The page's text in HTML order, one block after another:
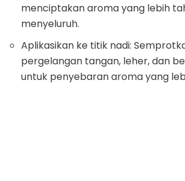
menciptakan aroma yang lebih
menyeluruh.
Aplikasikan ke titik nadi:
pergelangan tangan, leher, dan
untuk penyebaran aroma yang